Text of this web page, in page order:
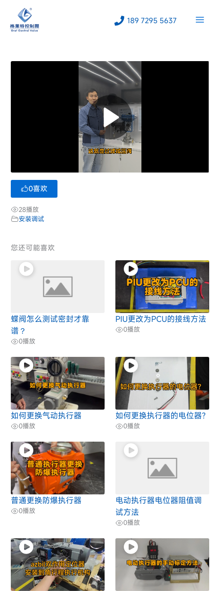
189 7295 5637
0喜欢
28播放
安装调试
您还可能喜欢
蝶阀怎么测试密封才靠
谱？
0播放
PIU更改为PCU的接线方法
0播放
如何更换气动执行器
0播放
如何更换执行器的电位器?
0播放
普通更换防爆执行器
0播放
电动执行器电位器阻值调
试方法
0播放